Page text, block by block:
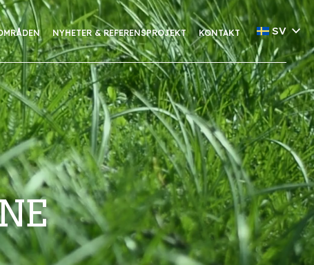
NYHETER & REFERENSPROJEKT KONTAKT SV